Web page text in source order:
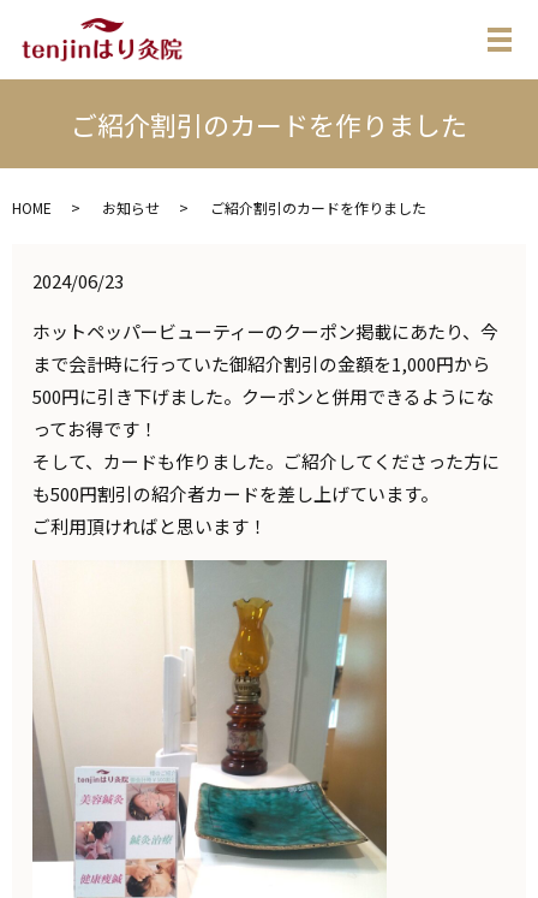
メ
ご紹介割引のカードを作りました
HOME お知らせ ご紹介割引のカードを作りました
2024/06/23
ホットペッパービューティーのクーポン掲載にあたり、今
まで会計時に行っていた御紹介割引の金額を1,000円から
500円に引き下げました。クーポンと併用できるようにな
ってお得です！
そして、カードも作りました。ご紹介してくださった方に
も500円割引の紹介者カードを差し上げています。
ご利用頂ければと思います！